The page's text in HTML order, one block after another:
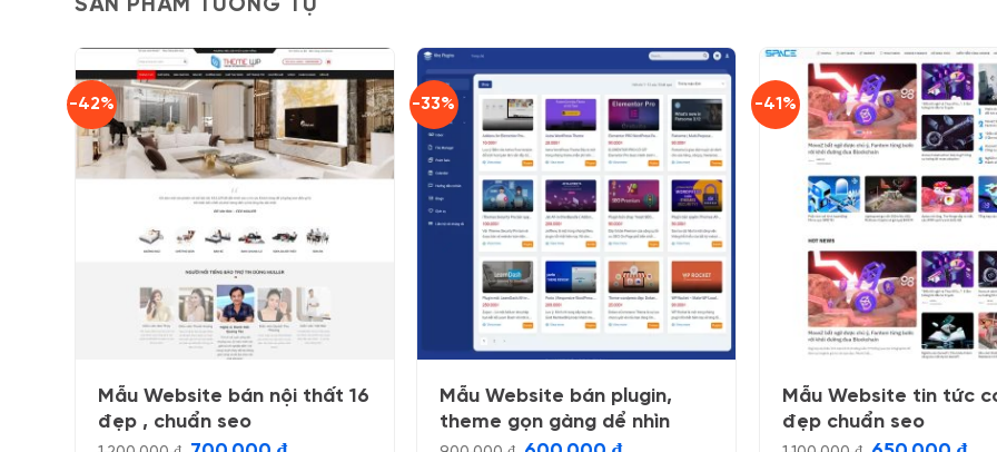
SẢN PHẨM TƯƠNG TỰ
-42%
Mẫu Website bán nội thất 16
đẹp , chuẩn seo
Giá
Giá
-33%
Mẫu Website bán plugin,
theme gọn gàng dể nhìn
Giá
Giá
-41%
Mẫu Website tin tức
đẹp chuẩn seo
Giá
Giá